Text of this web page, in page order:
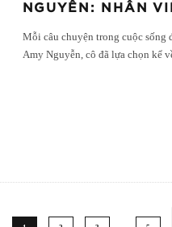
NGUYỄN: NHÂN
Mỗi câu chuyện trong cuộc
Amy Nguyễn, cô đã lựa chọn kể